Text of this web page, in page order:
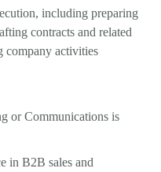
including preparing
contracts and related
company activities
or Communications is
in B2B sales and